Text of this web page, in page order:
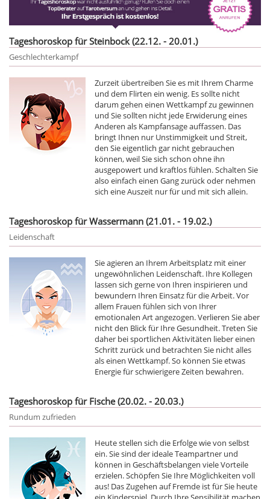
Tageshoroskop für Steinbock (22.12. - 20.01.)
Geschlechterkampf
Zurzeit übertreiben Sie es mit Ihrem Charme
und dem Flirten ein wenig. Es sollte nicht
darum gehen einen Wettkampf zu gewinnen
und Sie sollten nicht jede Erwiderung eines
Anderen als Kampfansage auffassen. Das
bringt Ihnen nur Unstimmigkeit und Streit,
den Sie eigentlich gar nicht gebrauchen
können, weil Sie sich schon ohne ihn
ausgepowert und kraftlos fühlen. Schalten Sie
also einfach einen Gang zurück oder nehmen
sich eine Auszeit nur für und mit sich allein.
Tageshoroskop für Wassermann (21.01. - 19.02.)
Leidenschaft
Sie agieren an Ihrem Arbeitsplatz mit einer
ungewöhnlichen Leidenschaft. Ihre Kollegen
lassen sich gerne von Ihren inspirieren und
bewundern Ihren Einsatz für die Arbeit. Vor
allem Frauen fühlen sich von Ihrer
emotionalen Art angezogen. Verlieren Sie aber
nicht den Blick für Ihre Gesundheit. Treten Sie
daher bei sportlichen Aktivitäten lieber einen
Schritt zurück und betrachten Sie nicht alles
als einen Wettkampf. So können Sie etwas
Energie für schwierigere Zeiten bewahren.
Tageshoroskop für Fische (20.02. - 20.03.)
Rundum zufrieden
Heute stellen sich die Erfolge wie von selbst
ein. Sie sind der ideale Teampartner und
können in Geschäftsbelangen viele Vorteile
erzielen. Schöpfen Sie Ihre Möglichkeiten voll
aus! Das Zugehen auf Fremde ist für Sie heute